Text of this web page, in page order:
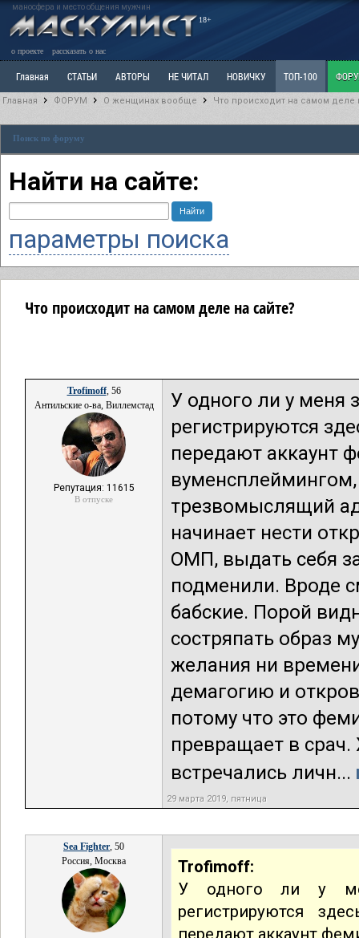
маносфера и место общения мужчин
18+
о проекте рассказать о нас
Главная СТАТЬИ АВТОРЫ НЕ ЧИТАЛ НОВИЧКУ ТОП-100
Ветка: Расстаюсь или Развожусь. САНЧАС Ветка: Наболевшее. Выскажись!
РАЗДЕЛ: Разное
Главная ФОРУМ О женщинах вообще Что происходит на самом деле
Поиск по форуму
Найти на сайте:
параметры поиска
Что происходит на самом деле на сайте?
Trofimoff, 56
Антильские о-ва, Виллемстад
Репутация: 11615
В отпуске
У одного ли у меня
регистрируются
передают аккаунт
трезвомыслящий
начинает нести
ОМП, выдать себя
подменили. Вроде
бабские. Порой
состряпать образ
желания ни
демагогию и
потому что это
превращает в
встречались личн...
29 марта 2019, пятница
Sea Fighter, 50
Россия, Москва
Trofimoff:
У одного ли у
регистрируются
передают аккаунт